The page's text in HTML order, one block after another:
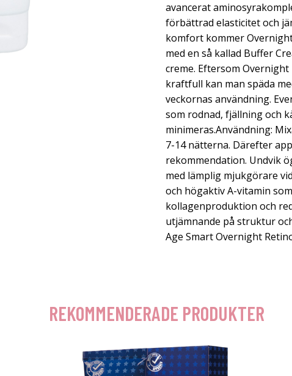
avancerat
förbättrad elasticitet och
komfort kommer
med en så kallad Buffer
creme. Eftersom
kraftfull kan man späda
veckornas användning.
som rodnad, fjällning och
minimeras.Användning:
7-14 nätterna. Därefter
rekommendation. Undvik
med lämplig mjukgörare
och högaktiv A-vitamin
kollagenproduktion och
utjämnande på struktur
Age Smart Overnight
REKOMMENDERADE PRODUKTER